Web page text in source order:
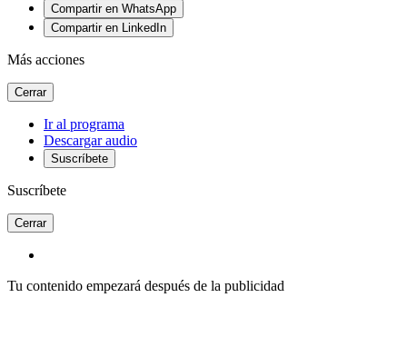
Compartir en WhatsApp
Compartir en LinkedIn
Más acciones
Cerrar
Ir al programa
Descargar audio
Suscríbete
Suscríbete
Cerrar
Tu contenido empezará después de la publicidad